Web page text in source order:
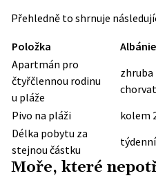
Přehledně to shrnuje
Položka Albánie
Apartmán pro
čtyřčlennou rodinu
u pláže
Pivo na pláži
kolem
Délka pobytu za
stejnou částku
Moře, které